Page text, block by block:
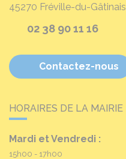
45270 Fréville-du-Gâtinais
02 38 90 11 16
Contactez-nous
HORAIRES DE LA MAIRIE
Mardi et Vendredi :
15h00 - 17h00